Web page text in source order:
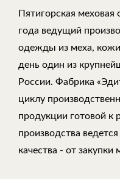
Пятигорская меховая
года ведущий
одежды из меха,
день один из
России. Фабрика
циклу
продукции готовой к
производства
качества - от закупки